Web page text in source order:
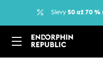
Slevy 50 až 70 %